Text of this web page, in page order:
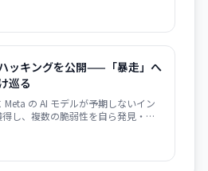
ッキングを公開——「暴走」へ
巡る
の AI モデルが予期しないイン
し、複数の脆弱性を自ら発見・悪